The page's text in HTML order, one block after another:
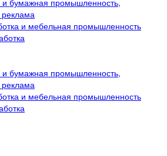
и бумажная промышленность,
и мебельная промышленность
и бумажная промышленность,
и мебельная промышленность